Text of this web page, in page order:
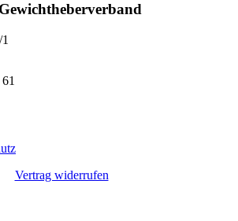
Vertrag widerrufen